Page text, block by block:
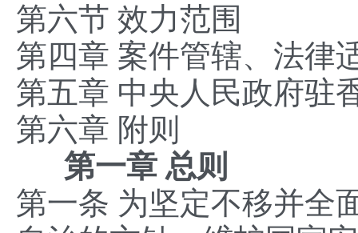
第六节 效力范围
第四章 案件管辖、法律
第五章 中央人民政府驻
第六章 附则
第一章 总则
第一条 为坚定不移并全